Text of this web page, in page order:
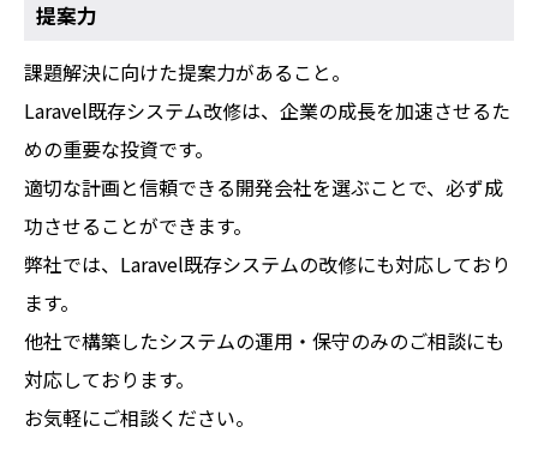
提案力
課題解決に向けた提案力があること。
Laravel既存システム改修は、企業の成長を加速させるた
めの重要な投資です。
適切な計画と信頼できる開発会社を選ぶことで、必ず成
功させることができます。
弊社では、Laravel既存システムの改修にも対応しており
ます。
他社で構築したシステムの運用・保守のみのご相談にも
対応しております。
お気軽にご相談ください。